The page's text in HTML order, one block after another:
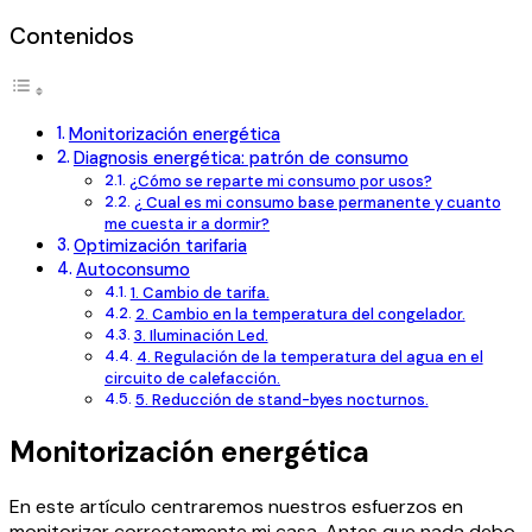
Contenidos
Monitorización energética
Diagnosis energética: patrón de consumo
¿Cómo se reparte mi consumo por usos?
¿ Cual es mi consumo base permanente y cuanto
me cuesta ir a dormir?
Optimización tarifaria
Autoconsumo
1. Cambio de tarifa.
2. Cambio en la temperatura del congelador.
3. Iluminación Led.
4. Regulación de la temperatura del agua en el
circuito de calefacción.
5. Reducción de stand-byes nocturnos.
Monitorización energética
En este artículo centraremos nuestros esfuerzos en